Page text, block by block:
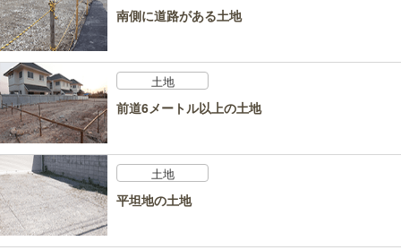
南側に道路がある土地
土地
前道6メートル以上の土地
土地
平坦地の土地